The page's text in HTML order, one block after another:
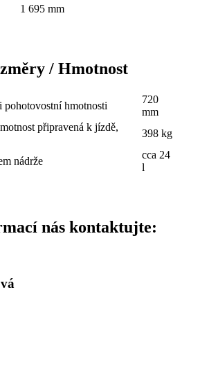
1 695 mm
/ Hmotnost
pohotovostní hmotnosti
720
mm
připravená k jízdě,
398 kg
nádrže
cca 24
l
nás kontaktujte: